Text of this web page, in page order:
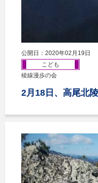
公開日：2020年02月19日
こども
稜線漫歩の会
2月18日、高尾北